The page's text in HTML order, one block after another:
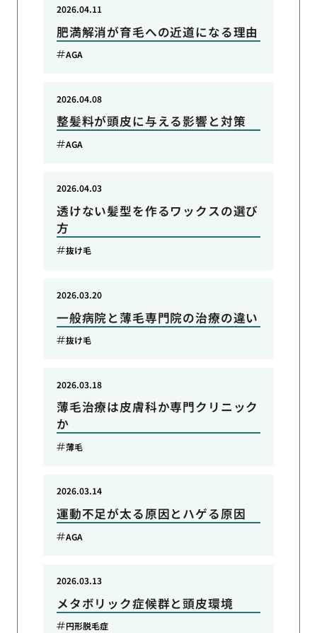
肥満解消が育毛への近道になる理由
2026.04.11
AGA
整髪料が頭皮に与える影響と対策
2026.04.08
AGA
透けない髪型を作るワックスの選び
方
2026.04.03
抜け毛
一般病院と薄毛専門院の治療の違い
2026.03.20
抜け毛
薄毛治療は皮膚科か専門クリニック
か
2026.03.18
薄毛
運動不足が太る原因とハゲる原因
2026.03.14
AGA
メタボリック症候群と頭皮環境
2026.03.13
円形脱毛症